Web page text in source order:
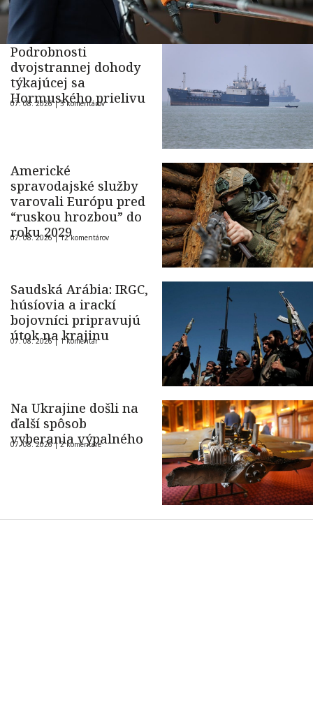
Podrobnosti
dvojstrannej dohody
týkajúcej sa
Hormuského prielivu
07. 08. 2026 |5 komentárov
Americké
spravodajské služby
varovali Európu pred
“ruskou hrozbou” do
roku 2029
07. 08. 2026 |12 komentárov
Saudská Arábia: IRGC,
húsíovia a irackí
bojovníci pripravujú
útok na krajinu
07. 08. 2026 | 1 komentár
Na Ukrajine došli na
ďalší spôsob
vyberania výpalného
07. 08. 2026 |2 komentáre